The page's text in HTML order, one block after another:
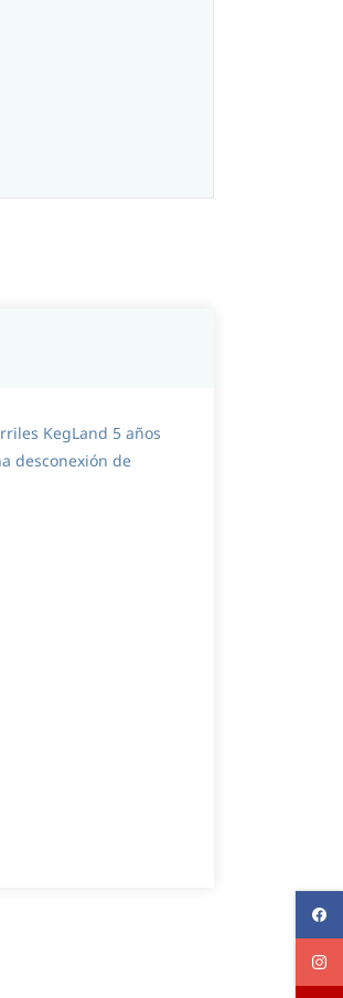
KegLand 5 años
desconexión de